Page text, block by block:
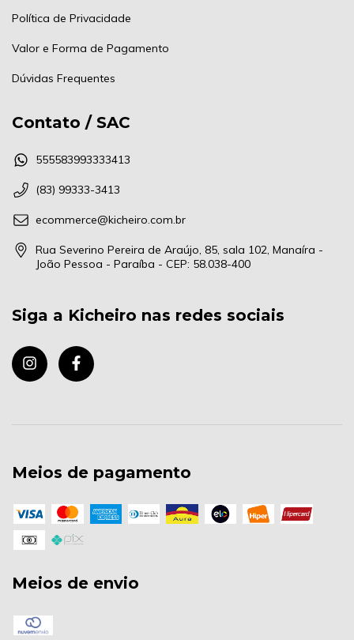
Política de Privacidade
Valor e Forma de Pagamento
Dúvidas Frequentes
Contato / SAC
555583993333413
(83) 99333-3413
ecommerce@kicheiro.com.br
Rua Severino Pereira de Araújo, 85, sala 102, Manaíra -
João Pessoa - Paraíba - CEP: 58.038-400
Siga a Kicheiro nas redes sociais
Meios de pagamento
Meios de envio